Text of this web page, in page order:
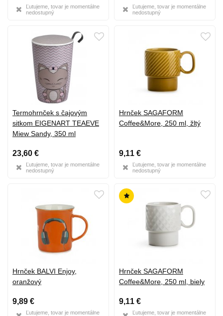
Ľutujeme, tovar je momentálne
nedostupný
Ľutujeme, tovar je momentálne
nedostupný
Termohrnček s čajovým
sitkom EIGENART TEAEVE
Miew Sandy, 350 ml
23,60 €
Ľutujeme, tovar je momentálne
nedostupný
Hrnček SAGAFORM
Coffee&More, 250 ml, žltý
9,11 €
Ľutujeme, tovar je momentálne
nedostupný
Hrnček BALVI Enjoy,
oranžový
9,89 €
Ľutujeme, tovar je momentálne
Hrnček SAGAFORM
Coffee&More, 250 ml, biely
9,11 €
Ľutujeme, tovar je momentálne